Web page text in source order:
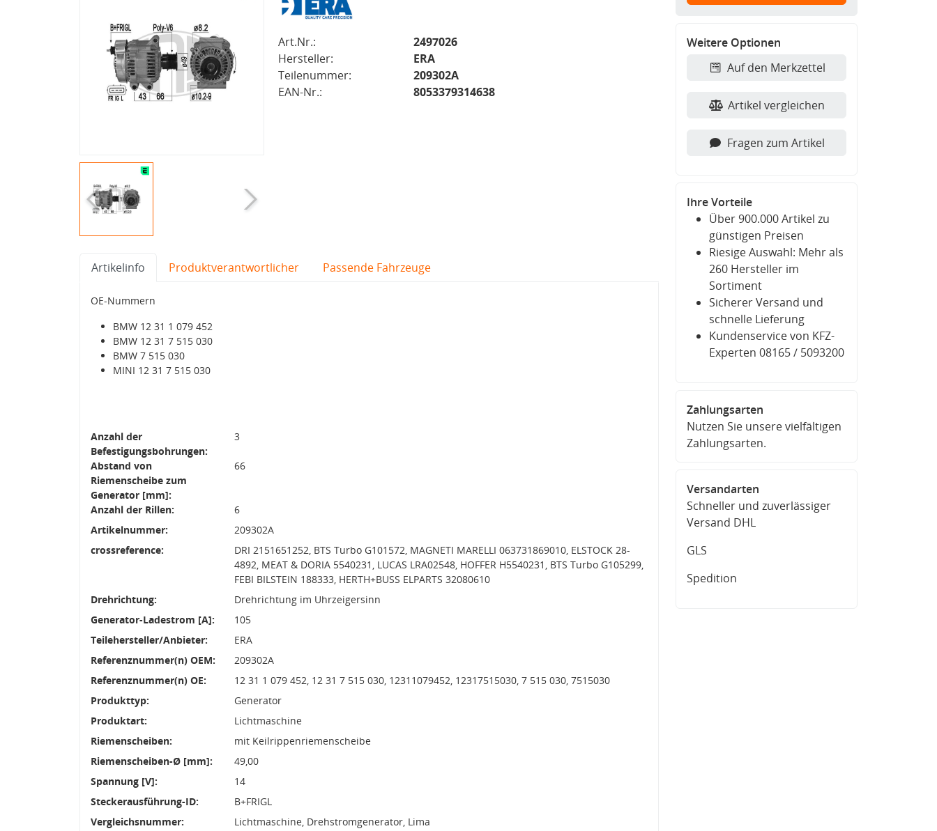
Art.Nr.:
2497026
Hersteller:
ERA
Teilenummer:
209302A
EAN-Nr.:
8053379314638
Artikelinfo Produktverantwortlicher Passende Fahrzeuge
OE-Nummern
BMW 12 31 1 079 452
BMW 12 31 7 515 030
BMW 7 515 030
MINI 12 31 7 515 030
Anzahl der
Befestigungsbohrungen:
3
Abstand von
Riemenscheibe zum
Generator [mm]:
66
Anzahl der Rillen:
6
Artikelnummer:
209302A
crossreference:
DRI 2151651252, BTS Turbo G101572, MAGNETI MARELLI 063731869010, ELSTOCK 28-
4892, MEAT & DORIA 5540231, LUCAS LRA02548, HOFFER H5540231, BTS Turbo G105299,
FEBI BILSTEIN 188333, HERTH+BUSS ELPARTS 32080610
Drehrichtung:
Drehrichtung im Uhrzeigersinn
Generator-Ladestrom [A]:
105
Teilehersteller/Anbieter:
ERA
Referenznummer(n) OEM:
209302A
Referenznummer(n) OE:
12 31 1 079 452, 12 31 7 515 030, 12311079452, 12317515030, 7 515 030, 7515030
Produkttyp:
Generator
Produktart:
Lichtmaschine
Riemenscheiben:
mit Keilrippenriemenscheibe
Riemenscheiben-Ø [mm]:
49,00
Spannung [V]:
14
Steckerausführung-ID:
B+FRIGL
Vergleichsnummer:
Lichtmaschine, Drehstromgenerator, Lima
Weitere Optionen
Auf den Merkzettel
Artikel vergleichen
Fragen zum Artikel
Ihre Vorteile
Über 900.000 Artikel zu
günstigen Preisen
Riesige Auswahl: Mehr als
260 Hersteller im
Sortiment
Sicherer Versand und
schnelle Lieferung
Kundenservice von KFZ-
Experten 08165 / 5093200
Zahlungsarten
Nutzen Sie unsere vielfältigen
Zahlungsarten.
Versandarten
Schneller und zuverlässiger
Versand DHL
GLS
Spedition